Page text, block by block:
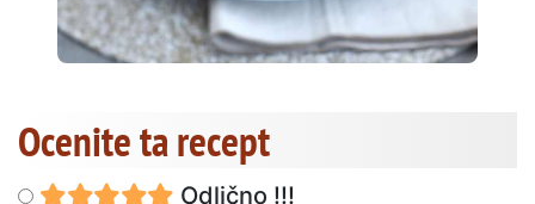
Ocenite ta recept
Odlično !!!